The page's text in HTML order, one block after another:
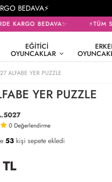
BEDAVA⚡
KARGO BEDAVA✨ ⚡TÜM
EĞITICI
OYUNCAKLAR
ALFABE YER PUZZLE
YER PUZZLE
0 Değerlendirme
55kişi sepete ekledi
20